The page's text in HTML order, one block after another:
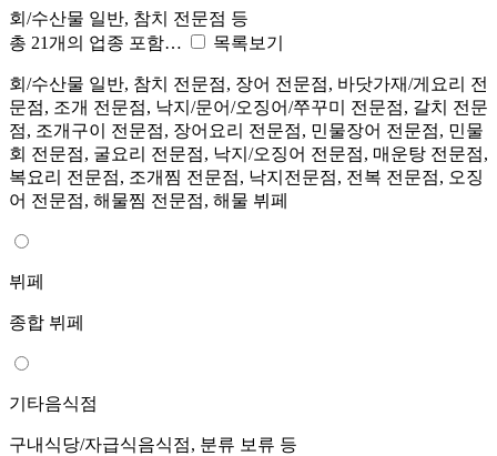
회/수산물 일반, 참치 전문점 등
총 21개의 업종 포함…
목록보기
회/수산물 일반, 참치 전문점, 장어 전문점, 바닷가재/게요리 전
문점, 조개 전문점, 낙지/문어/오징어/쭈꾸미 전문점, 갈치 전문
점, 조개구이 전문점, 장어요리 전문점, 민물장어 전문점, 민물
회 전문점, 굴요리 전문점, 낙지/오징어 전문점, 매운탕 전문점,
복요리 전문점, 조개찜 전문점, 낙지전문점, 전복 전문점, 오징
어 전문점, 해물찜 전문점, 해물 뷔페
뷔페
종합 뷔페
기타음식점
구내식당/자급식음식점, 분류 보류 등